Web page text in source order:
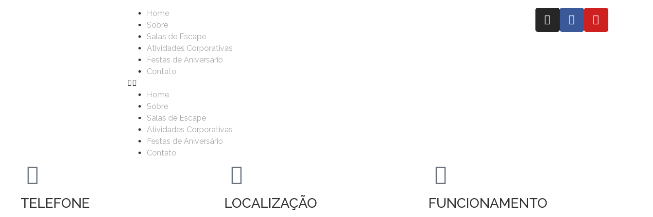
Home
Sobre
Salas de Escape
Atividades Corporativas
Festas de Aniversário
Contato
Home
Sobre
Salas de Escape
Atividades Corporativas
Festas de Aniversário
Contato
TELEFONE LOCALIZAÇÃO FUNCIONAMENTO